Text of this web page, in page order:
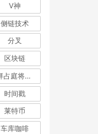
V神
侧链技术
分叉
区块链
拜占庭将军问题
时间戳
莱特币
车库咖啡